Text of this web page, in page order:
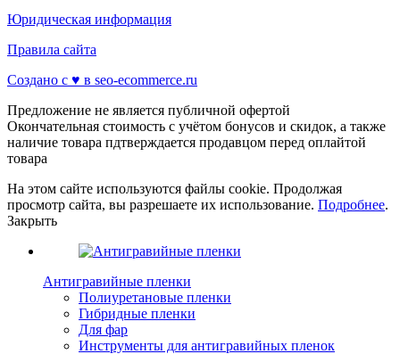
Юридическая информация
Правила сайта
Создано с ♥️ в seo-ecommerce.ru
Предложение не является публичной офертой
Окончательная стоимость с учётом бонусов и скидок, а также
наличие товара пдтверждается продавцом перед оплайтой
товара
На этом сайте используются файлы cookie. Продолжая
просмотр сайта, вы разрешаете их использование. Подробнее.
Закрыть
Антигравийные пленки
Полиуретановые пленки
Гибридные пленки
Для фар
Инструменты для антигравийных пленок